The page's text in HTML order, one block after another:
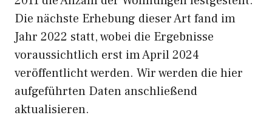
Die nächste Erhebung dieser Art fand im
Jahr 2022 statt, wobei die Ergebnisse
voraussichtlich erst im April 2024
veröffentlicht werden. Wir werden die hier
aufgeführten Daten anschließend
aktualisieren.